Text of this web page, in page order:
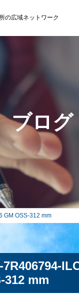
の広域ネットワーク
ブログ
GM OSS-312 mm
7R406794-
312 mm